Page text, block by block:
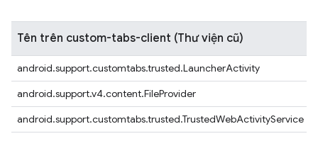
Tên trên custom-tabs-client (Thư viện cũ)
android.support.customtabs.trusted.LauncherActivity
android.support.v4.content.FileProvider
android.support.customtabs.trusted.TrustedWebActivityService